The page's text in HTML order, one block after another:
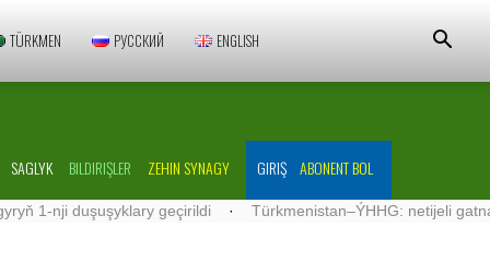
TÜRKMEN РУССКИЙ ENGLISH
SAGLYK BILDIRIŞLER ZEHIN SYNAGY GIRIŞ ABONENT BOL
geçirildi · Türkmenistan–ÝHHG: netijeli gatnaşyklar